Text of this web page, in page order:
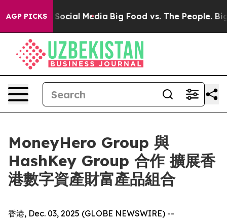
AGP PICKS
on Social Media Big Food vs. The People. Big
MoneyHero Group 與
HashKey Group 合作 擴展香
港數字資產財富產品組合
香港, Dec. 03, 2025 (GLOBE NEWSWIRE) --